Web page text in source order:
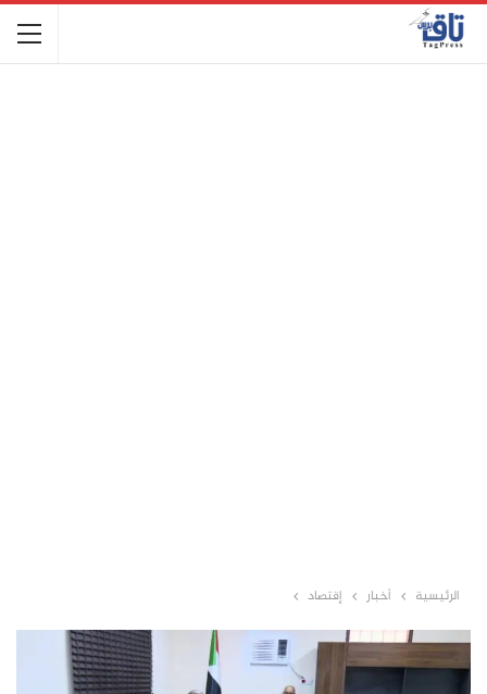
الرئيسية أخبار إقتصاد